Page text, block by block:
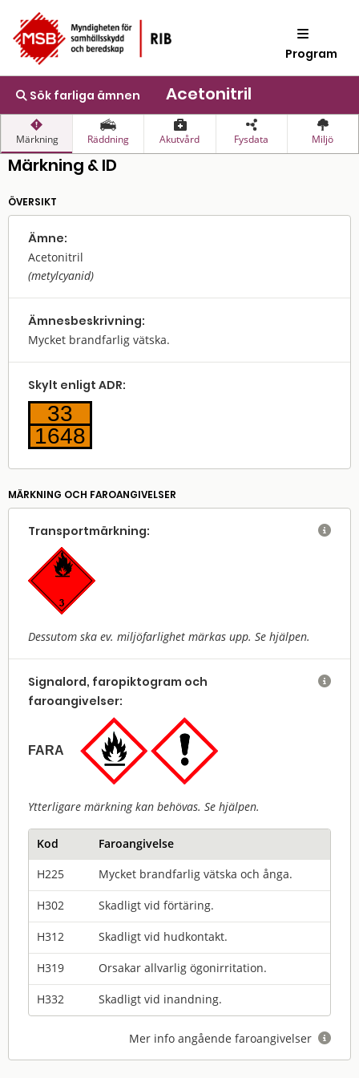
Program
Sök farliga ämnen Acetonitril
Märkning Räddning Akutvård Fysdata Miljö
Märkning & ID
ÖVERSIKT
Ämne:
Acetonitril
(metylcyanid)
Ämnes­beskrivning:
Mycket brandfarlig vätska.
Skylt enligt ADR:
33
1648
MÄRKNING OCH FAROANGIVELSER
Transport­märkning:
Dessutom ska ev. miljöfarlighet märkas upp. Se hjälpen.

Signalord, faropiktogram och
faroangivelser:
FARA
Ytterligare märkning kan behövas. Se hjälpen.

Kod
Faroangivelse
H225
Mycket brandfarlig vätska och ånga.
H302 Skadligt vid förtäring.
H312 Skadligt vid hudkontakt.
H319 Orsakar allvarlig ögonirritation.
H332 Skadligt vid inandning.
Mer info angående faroangivelser 